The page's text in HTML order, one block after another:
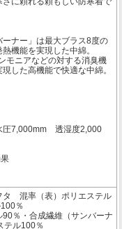
ナー」は最大ブラス8度の
機能を実現した中綿。
モニアなどの対する消臭機
した高機能で快適な中綿。
圧7,000mm 透湿度2,000
タ 混率（表）ポリエステル
％
％・合成繊維（サンバーナ
ル100％